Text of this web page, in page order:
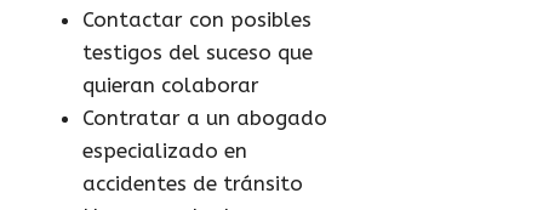
Contactar con posibles
testigos del suceso que
quieran colaborar
Contratar a un abogado
especializado en
accidentes de tránsito